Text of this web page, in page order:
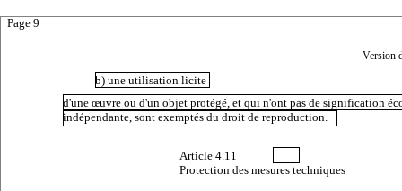
Page 9
b) une utilisation licite
d'une œuvre ou d'un objet protégé, et qui n'ont pas de signification
indépendante, sont exemptés du droit de reproduction.
Version
Article 4.11
Protection des mesures techniques